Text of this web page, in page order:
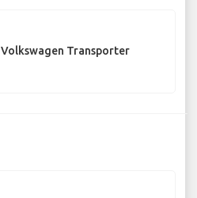
Volkswagen Transporter